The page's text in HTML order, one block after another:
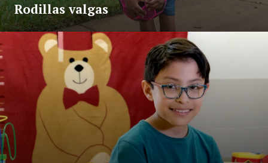
Rodillas valgas